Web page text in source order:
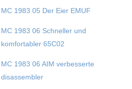
MC 1983 05 Der Eier EMUF
MC 1983 06 Schneller und
komfortabler 65C02
MC 1983 06 AIM verbesserte
disassembler